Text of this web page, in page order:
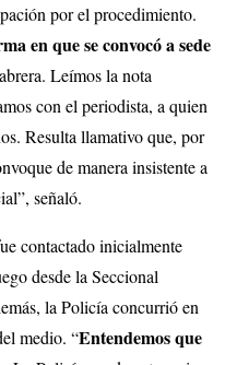
por el procedimiento.
en que se convocó a sede
Leímos la nota
con el periodista, a quien
Resulta llamativo que, por
de manera insistente a
señaló.
contactado inicialmente
desde la Seccional
la Policía concurrió en
medio. “Entendemos que